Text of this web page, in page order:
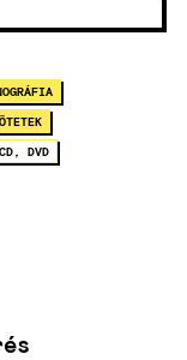
CD, DVD